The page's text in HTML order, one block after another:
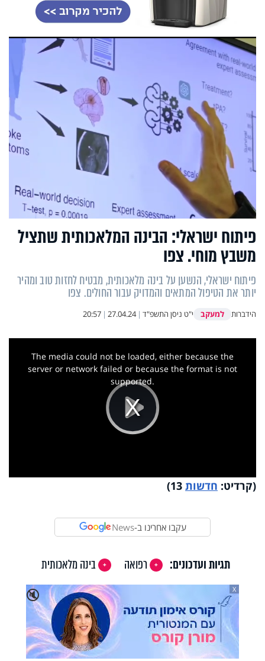
פיתוח ישראלי: הבינה המלאכותית שתציל
משבץ מוחי. צפו
פיתוח ישראלי, הנשען על בינה מלאכותית, מבטיח לחזות טוב ומהיר
יותר את הטיפול המתאים והמדויק עבור החולים. צפו
הידברות למעקב י"ט ניסן התשפ"ד |
27.04.24
|
20:57
Play
Video
This
The media could not be loaded, either because the
server or network failed or because the format is not
supported.
(קרדיט: חדשות
עקבו אחרינו ב-News
תגיות ועדכונים: רפואה
בינה מלאכותית
🔇
X